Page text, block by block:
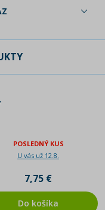
POSLEDNÝ KUS
U vás už 12.8.
7,75 €
Do košíka